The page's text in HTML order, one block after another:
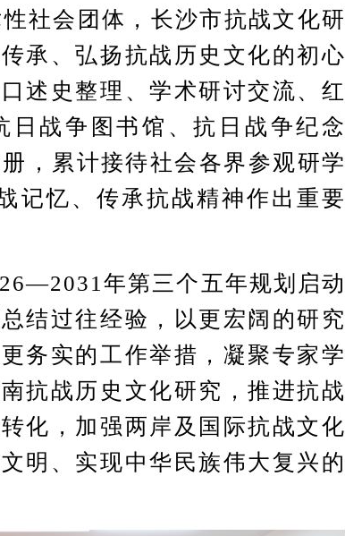
会团体，长沙市抗战文化研
承、弘扬抗战历史文化的初心
述史整理、学术研讨交流、红
日战争图书馆、抗日战争纪念
，累计接待社会各界参观研学
记忆、传承抗战精神作出重要
年第三个五年规划启动
结过往经验，以更宏阔的研究
务实的工作举措，凝聚专家学
抗战历史文化研究，推进抗战
化，加强两岸及国际抗战文化
明、实现中华民族伟大复兴的